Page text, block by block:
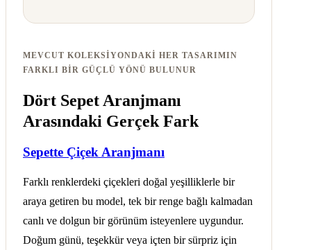
MEVCUT KOLEKSIYONDAKI HER TASARIMIN
FARKLI BIR GÜÇLÜ YÖNÜ BULUNUR
Dört Sepet Aranjmanı
Arasındaki Gerçek Fark
Sepette Çiçek Aranjmanı
Farklı renklerdeki çiçekleri doğal yeşilliklerle bir
araya getiren bu model, tek bir renge bağlı kalmadan
canlı ve dolgun bir görünüm isteyenlere uygundur.
Doğum günü, teşekkür veya içten bir sürpriz için